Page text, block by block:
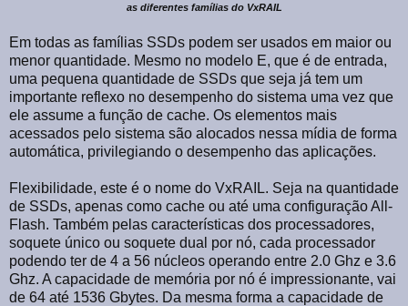
as diferentes famílias do VxRAIL
Em todas as famílias SSDs podem ser usados em maior ou
menor quantidade. Mesmo no modelo E, que é de entrada,
uma pequena quantidade de SSDs que seja já tem um
importante reflexo no desempenho do sistema uma vez que
ele assume a função de cache. Os elementos mais
acessados pelo sistema são alocados nessa mídia de forma
automática, privilegiando o desempenho das aplicações.
Flexibilidade, este é o nome do VxRAIL. Seja na quantidade
de SSDs, apenas como cache ou até uma configuração All-
Flash. Também pelas características dos processadores,
soquete único ou soquete dual por nó, cada processador
podendo ter de 4 a 56 núcleos operando entre 2.0 Ghz e 3.6
Ghz. A capacidade de memória por nó é impressionante, vai
de 64 até 1536 Gbytes. Da mesma forma a capacidade de